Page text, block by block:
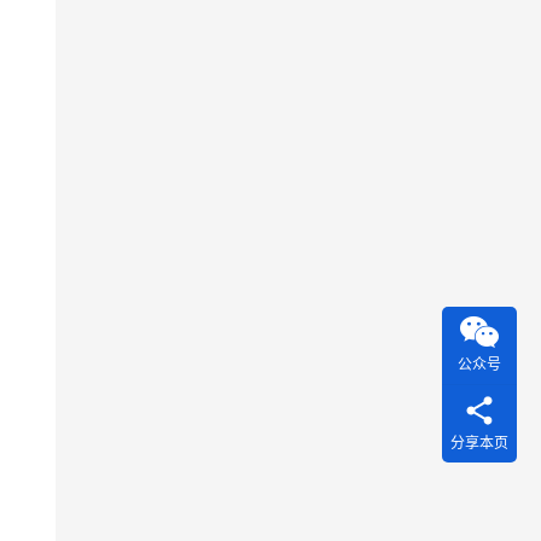
公众号
分享本页